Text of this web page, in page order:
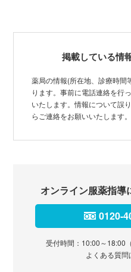
掲載している情
薬局の情報(所在地、診療時間
ります。事前に電話連絡を行
いたします。情報について誤
らご連絡をお願いいたします。
オンライン服薬指導
0120-
受付時間：10:00～18:00
よくある質問